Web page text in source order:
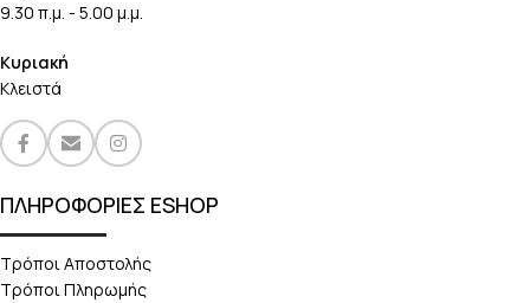
9.30 π.μ. - 5.00 μ.μ.
Κυριακή
Κλειστά
ΠΛΗΡΟΦΟΡΙΕΣ ESHOP
Τρόποι Αποστολής
Τρόποι Πληρωμής